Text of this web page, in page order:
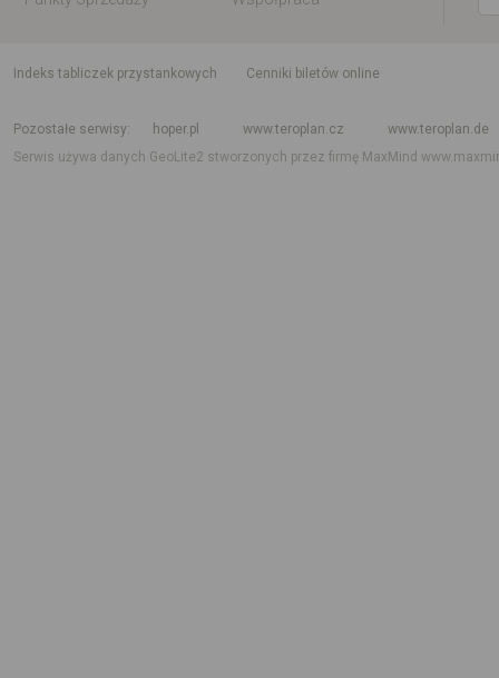
indeks tabliczek przystankowych
Cenniki biletów online
Pozostałe serwisy
hoper.pl www.teroplan.cz
www.teroplan.de
Serwis używa danych GeoLite2 stworzonych przez firmę MaxMind